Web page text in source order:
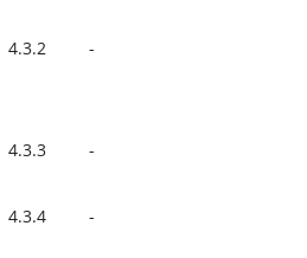
4.3.2 -
4.3.3 -
4.3.4 -